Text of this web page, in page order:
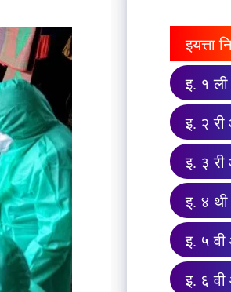
इयत्ता
इ. १
इ. २
इ. ३
इ. ४
इ. ५
इ. ६